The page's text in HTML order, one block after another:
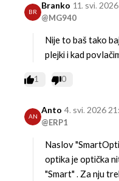
BR
Branko
@MG940
11. svi.
Nije to baš tako
plejki i kad
1 0
AN
Anto
@ERP1
4. svi. 2026
Naslov
optika je optička
"Smart" . Za nju